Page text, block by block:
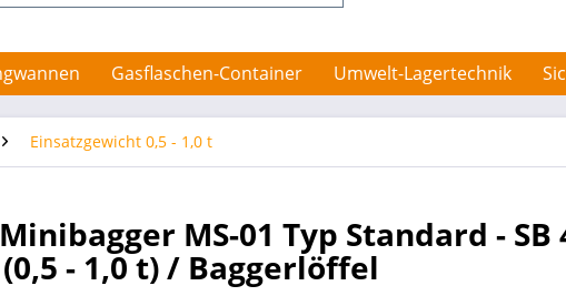
Gasflaschen-Container Umwelt-Lagertechnik
Einsatzgewicht 0,5 - 1,0 t
MS-01 Typ Standard - SB
- 1,0 t) / Baggerlöffel